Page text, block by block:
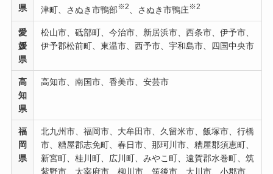
県
津町、さぬき市鴨部※2 、さぬき市鴨庄※2
愛
媛
県
松山市、砥部町、今治市、新居浜市、西条市、伊予市、
伊予郡松前町、東温市、西予市、宇和島市、四国中央市
高
知
県
高知市、南国市、香美市、安芸市
福
岡
県
北九州市、福岡市、大牟田市、久留米市、飯塚市、行橋
市、糟屋郡志免町、春日市、那珂川市、糟屋郡須恵町、
新宮町、桂川町、広川町、みやこ町、遠賀郡水巻町、筑
紫野市、太宰府市、柳川市、筑後市、大川市、小郡市、